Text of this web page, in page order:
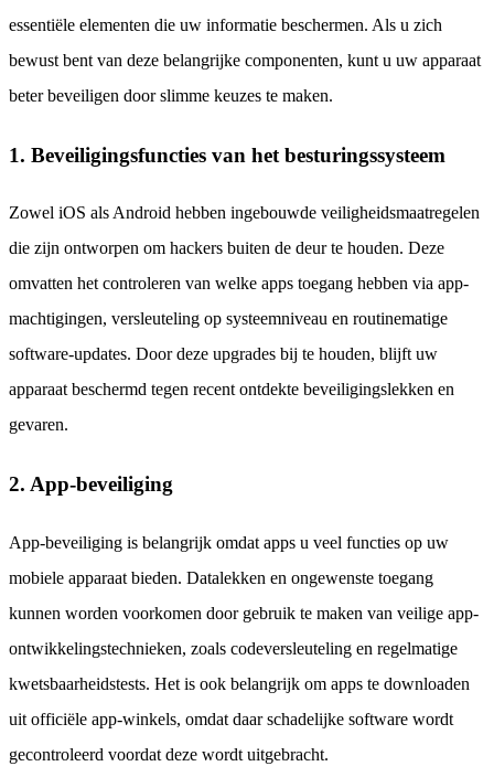
essentiële elementen die uw informatie beschermen. Als u zich
bewust bent van deze belangrijke componenten, kunt u uw apparaat
beter beveiligen door slimme keuzes te maken.
1. Beveiligingsfuncties van het besturingssysteem
Zowel iOS als Android hebben ingebouwde veiligheidsmaatregelen
die zijn ontworpen om hackers buiten de deur te houden. Deze
omvatten het controleren van welke apps toegang hebben via app-
machtigingen, versleuteling op systeemniveau en routinematige
software-updates. Door deze upgrades bij te houden, blijft uw
apparaat beschermd tegen recent ontdekte beveiligingslekken en
gevaren.
2. App-beveiliging
App-beveiliging is belangrijk omdat apps u veel functies op uw
mobiele apparaat bieden. Datalekken en ongewenste toegang
kunnen worden voorkomen door gebruik te maken van veilige app-
ontwikkelingstechnieken, zoals codeversleuteling en regelmatige
kwetsbaarheidstests. Het is ook belangrijk om apps te downloaden
uit officiële app-winkels, omdat daar schadelijke software wordt
gecontroleerd voordat deze wordt uitgebracht.